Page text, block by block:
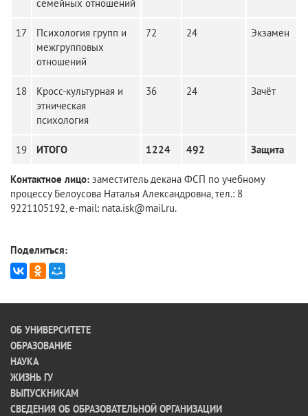
семейных отношений
17
Психология групп и
межгрупповых
отношений
72 24 Экзамен
18
Кросс-культурная и
этническая
психология
36 24 Зачёт
19 ИТОГО 1224 492 Защита
Контактное лицо: заместитель декана ФСП по учебному
процессу Белоусова Наталья Александровна, тел.: 8
9221105192, e-mail: nata.isk@mail.ru.
Поделиться:
ОБ УНИВЕРСИТЕТЕ
ОБРАЗОВАНИЕ
НАУКА
ЖИЗНЬ ГУ
ВЫПУСКНИКАМ
СВЕДЕНИЯ ОБ ОБРАЗОВАТЕЛЬНОЙ ОРГАНИЗАЦИИ